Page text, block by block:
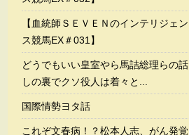
【血統師ＳＥＶＥＮのインテリジェン
ス競馬EX＃031】
どうでもいい皇室やら馬詰総理らの話
しの裏でクソ役人は着々と...
国際情勢ヨタ話
これぞ文春病！？松本人志、がん発覚